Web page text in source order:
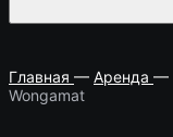
Главная — Аренда —
Wongamat